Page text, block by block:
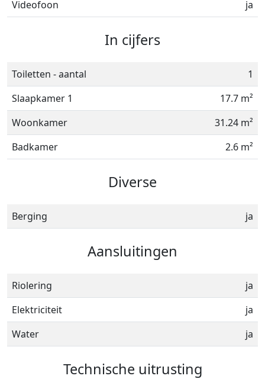
Videofoon ja
In cijfers
Toiletten - aantal
1
Slaapkamer 1
17.7 m²
Woonkamer
31.24 m²
Badkamer
2.6 m²
Diverse
Berging ja
Aansluitingen
Riolering
ja
Elektriciteit
ja
Water
ja
Technische uitrusting